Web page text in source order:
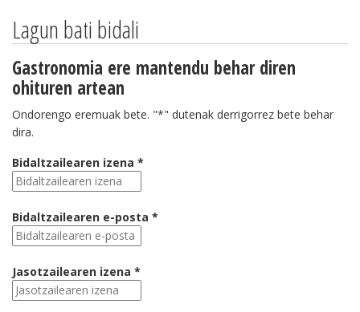
Lagun bati bidali
Gastronomia ere mantendu behar diren
ohituren artean
Ondorengo eremuak bete. "*" dutenak derrigorrez bete behar
dira.
Bidaltzailearen izena *
Bidaltzailearen e-posta *
Jasotzailearen izena *